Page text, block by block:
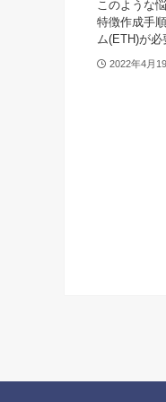
このような
特徴作成手
ム(ETH)が
2022年4月